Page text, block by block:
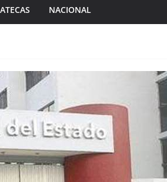
NACIONAL